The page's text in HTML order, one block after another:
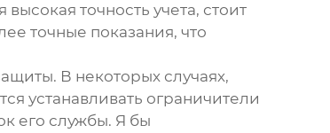
точность учета, стоит
точные показания, что
В некоторых случаях,
устанавливать ограничители
его службы. Я бы